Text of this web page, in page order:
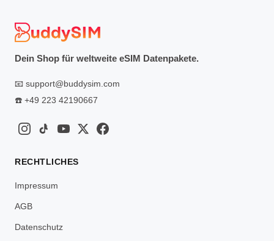
Dein Shop für weltweite eSIM Datenpakete.
📧 support@buddysim.com
☎️ +49 223 42190667
RECHTLICHES
Impressum
AGB
Datenschutz